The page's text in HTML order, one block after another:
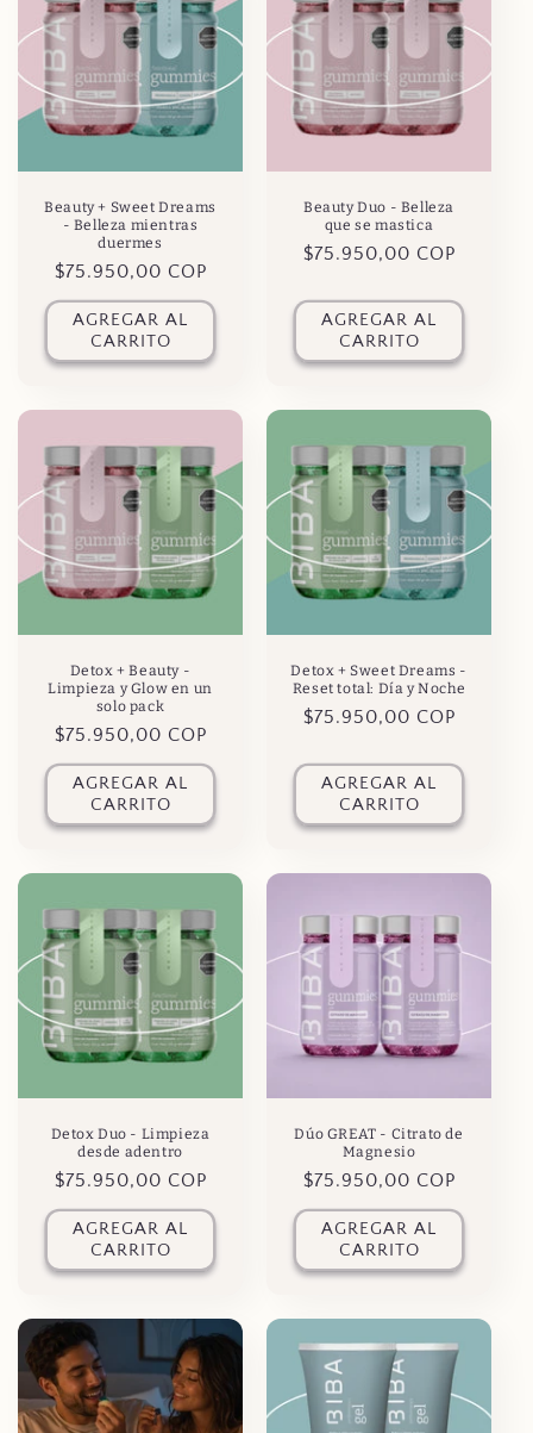
Beauty + Sweet Dreams
- Belleza mientras
duermes
Precio
habitual
$75.950,00 COP
AGREGAR AL
CARRITO
Beauty Duo - Belleza
que se mastica
Precio
$75.950,00 COP
AGREGAR AL
CARRITO
Detox + Beauty -
Limpieza y Glow en un
solo pack
Precio
habitual
$75.950,00 COP
AGREGAR AL
CARRITO
Detox + Sweet Dreams -
Reset total: Día y Noche
Precio
$75.950,00 COP
AGREGAR AL
CARRITO
Detox Duo - Limpieza
desde adentro
Precio
habitual
$75.950,00 COP
AGREGAR AL
CARRITO
Dúo GREAT - Citrato de
Magnesio
Precio
habitual
$75.950,00 COP
AGREGAR AL
CARRITO